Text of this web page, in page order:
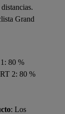
Grand
80 %
2: 80 %
: Los